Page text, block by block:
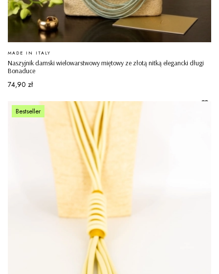
Naszyjnik damski wielowarstwowy miętowy ze złotą nitką elegancki długi
Bonaduce
PRODUCENT
MADE IN ITALY
Cena
74,90 zł
Bestseller